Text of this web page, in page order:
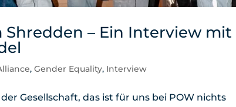
– Ein Interview mit
,Gender Equality, Interview
Gesellschaft, das ist für uns bei POW nichts